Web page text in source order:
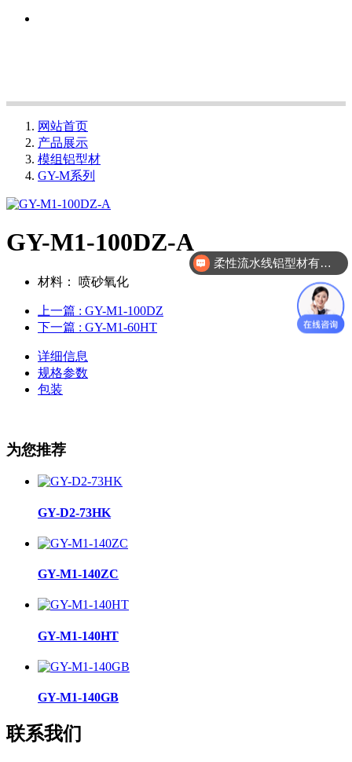
网站首页
产品展示
模组铝型材
GY-M系列
GY-M1-100DZ-A
材料： 喷砂氧化
上一篇 : GY-M1-100DZ
下一篇 : GY-M1-60HT
详细信息
规格参数
包装
为您推荐
GY-D2-73HK
GY-M1-140ZC
GY-M1-140HT
GY-M1-140GB
联系我们
柔性流水线铝型材有哪几款？